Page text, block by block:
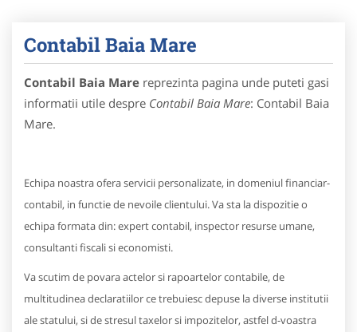
Contabil Baia Mare
Contabil Baia Mare reprezinta pagina unde puteti gasi
informatii utile despre Contabil Baia Mare: Contabil Baia
Mare.
Echipa noastra ofera servicii personalizate, in domeniul financiar-
contabil, in functie de nevoile clientului. Va sta la dispozitie o
echipa formata din: expert contabil, inspector resurse umane,
consultanti fiscali si economisti.
Va scutim de povara actelor si rapoartelor contabile, de
multitudinea declaratiilor ce trebuiesc depuse la diverse institutii
ale statului, si de stresul taxelor si impozitelor, astfel d-voastra